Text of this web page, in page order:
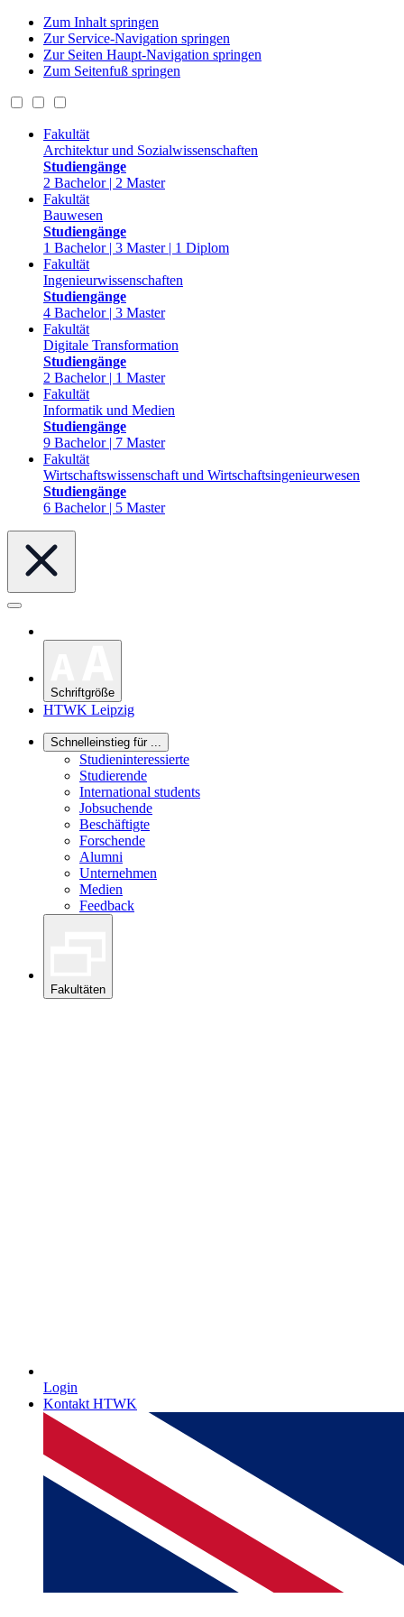
Zum Inhalt springen
Zur Service-Navigation springen
Zur Seiten Haupt-Navigation springen
Zum Seitenfuß springen
Fakultät
Architektur und Sozialwissenschaften
Studiengänge
2 Bachelor | 2 Master
Fakultät
Bauwesen
Studiengänge
1 Bachelor | 3 Master | 1 Diplom
Fakultät
Ingenieurwissenschaften
Studiengänge
4 Bachelor | 3 Master
Fakultät
Digitale Transformation
Studiengänge
2 Bachelor | 1 Master
Fakultät
Informatik und Medien
Studiengänge
9 Bachelor | 7 Master
Fakultät
Wirtschaftswissenschaft und Wirtschaftsingenieurwesen
Studiengänge
6 Bachelor | 5 Master
Schriftgröße
HTWK Leipzig
Schnelleinstieg für ...
Studieninteressierte
Studierende
International students
Jobsuchende
Beschäftigte
Forschende
Alumni
Unternehmen
Medien
Feedback
Fakultäten
Login
Kontakt HTWK